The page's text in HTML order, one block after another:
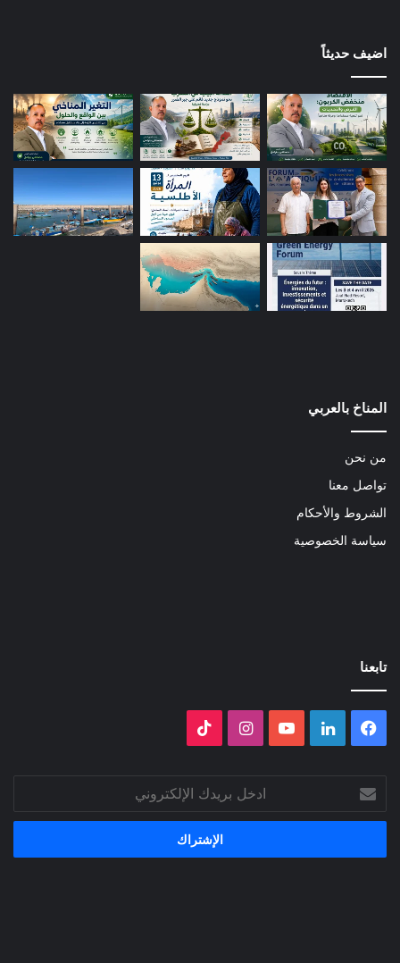
اضيف حديثاً
المناخ بالعربي
من نحن
تواصل معنا
الشروط والأحكام
سياسة الخصوصية
تابعنا
فيسبوك لينكدإن ‫YouTubeانستقرام
بريدك
الإلكتروني